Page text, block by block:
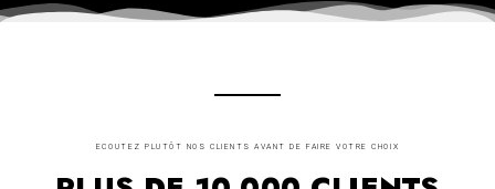
ECOUTEZ PLUTÔT NOS CLIENTS AVANT DE FAIRE VOTRE CHOIX